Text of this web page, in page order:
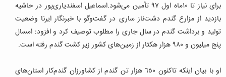
برای نیاز تا ١٠ماه اول ٩٧ تأمین می‌شود.اسماعیل اسفندیاری‌پور در حاشیه
بازدید از مزارع گندم دشت‌ناز ساری در گفت‌وگو با خبرنگار ایرنا وضعیت
تولید و برداشت گندم در سال جاری را مطلوب توصیف کرد و افزود: امسال
پنج میلیون و ٩٨٠ هزار هکتار از زمین‌های کشور زیر کشت گندم رفته است.
او با بیان اینکه تاکنون ٦٥٠ هزار تن گندم از کشاورزان گندم‌کار استان‌های